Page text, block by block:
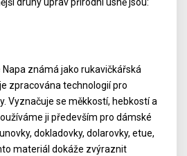
druhy úprav přírodní usně jsou:
známá jako rukavičkářská
zpracována technologií pro
Vyznačuje se měkkostí, hebkostí a
ji především pro dámské
dokladovky, dolarovky, etue,
materiál dokáže zvýraznit